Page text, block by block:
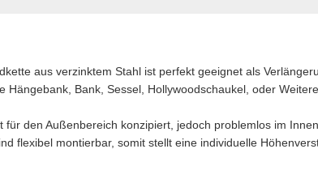
aus verzinktem Stahl ist perfekt geeignet als
Hängebank, Bank, Sessel, Hollywoodschaukel, oder
für den Außenbereich konzipiert, jedoch problemlos im
flexibel montierbar, somit stellt eine individuelle